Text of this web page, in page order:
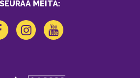
SEURAA MEITÄ: